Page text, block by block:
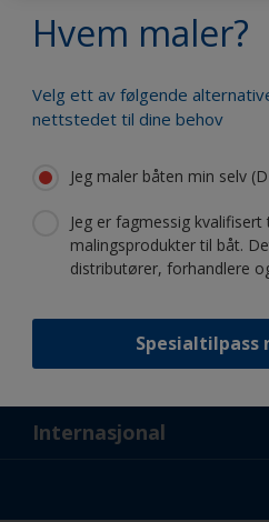
Hvem maler?
Velg ett av følgende
nettstedet til dine behov
Jeg maler båten min selv
Jeg er fagmessig
malingsprodukter til båt.
distributører, forhandlere
Støtte
Om oss
Kontakt
Ressurser
Nyheter
Internasjonal